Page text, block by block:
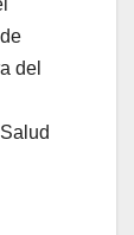
del